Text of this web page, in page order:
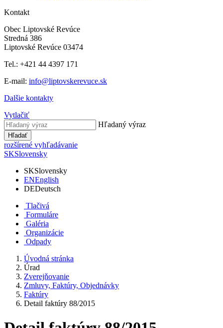
Kontakt
Obec Liptovské Revúce
Stredná 386
Liptovské Revúce 03474
Tel.: +421 44 4397 171
E-mail: info@liptovskerevuce.sk
Dalšie kontakty
Vytlačiť
Hľadaný výraz
Hľadať
rozšírené vyhľadávanie
SKSlovensky
SKSlovensky
ENEnglish
DEDeutsch
Tlačivá
Formuláre
Galéria
Organizácie
Odpady
Úvodná stránka
Úrad
Zverejňovanie
Zmluvy, Faktúry, Objednávky
Faktúry
Detail faktúry 88/2015